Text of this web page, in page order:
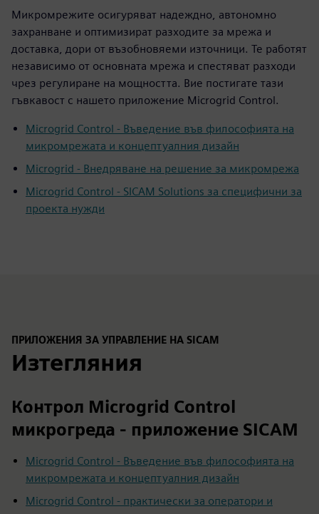
Микромрежите осигуряват надеждно, автономно
захранване и оптимизират разходите за мрежа и
доставка, дори от възобновяеми източници. Те работят
независимо от основната мрежа и спестяват разходи
чрез регулиране на мощността. Вие постигате тази
гъвкавост с нашето приложение Microgrid Control.
Microgrid Control - Въведение във философията на
микромрежата и концептуалния дизайн
Microgrid - Внедряване на решение за микромрежа
Microgrid Control - SICAM Solutions за специфични за
проекта нужди
ПРИЛОЖЕНИЯ ЗА УПРАВЛЕНИЕ НА SICAM
Изтегляния
Контрол Microgrid Control
микрогреда - приложение SICAM
Microgrid Control - Въведение във философията на
микромрежата и концептуалния дизайн
Microgrid Control - практически за оператори и